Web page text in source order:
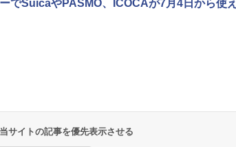
円～
円～
でSuicaやPASMO、ICOCAが7月4日から使え
サイトの記事を優先表示させる